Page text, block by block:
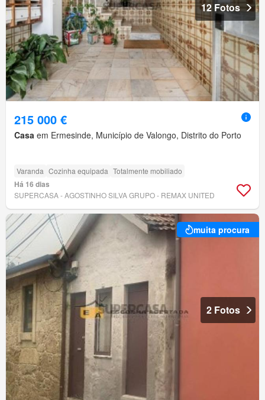
12 Fotos
215 000 €
Casa em Ermesinde, Município de Valongo, Distrito do Porto
Varanda Cozinha equipada Totalmente mobiliado
Há 16 dias
SUPERCASA - AGOSTINHO SILVA GRUPO - REMAX UNITED
muita procura
2 Fotos